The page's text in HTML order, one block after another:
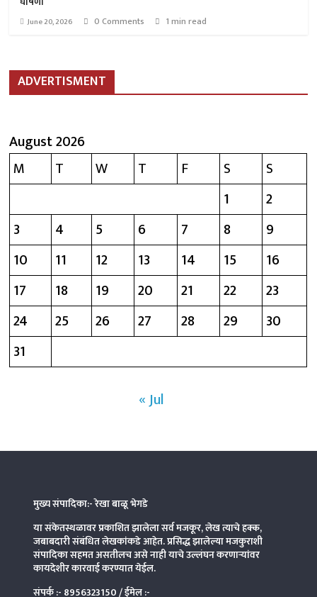
June 20, 2026 0 Comments 1 min read
ADVERTISMENT
August 2026
M
T W T F S
S
1
2
3
4 5 6 7 8
9
10
11 12 13 14 15
16
17
18 19 20 21 22
23
24
25 26 27 28 29
30
31
« Jul
मुख्य संपादिका:- रेखा बाळू भेगडे
या संकेतस्थळावर प्रकाशित झालेला सर्व मजकूर, लेख त्याचे हक्क,
जबाबदारी संबंधित लेखकांकडे आहेत. प्रसिद्ध झालेल्या मजकुराशी
संपादिकासहमत असतीलच असे नाही याचे उल्लंघन करणाऱ्यांवर
कायदेशीर कारवाई करण्यात येईल.
संपर्क :- 8956323150/ ईमेल :-